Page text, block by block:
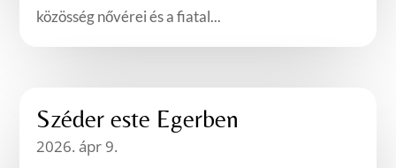
közösség nővérei és a fiatal...
Széder este Egerben
2026. ápr 9.